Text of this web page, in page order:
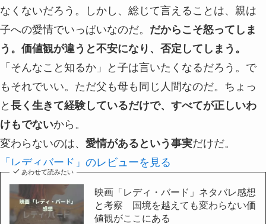
なくないだろう。しかし、総じて言えることは、親は
子への愛情でいっぱいなのだ。 だからこそ怒ってしま
う。価値観が違うと不安になり、否定してしまう。
「そんなこと知るか」と子は言いたくなるだろう。で
もそれでいい。ただ父も母も同じ人間なのだ。ちょっ
と 長く生きて経験しているだけで、すべてが正しいわ
けもでないから。
変わらないのは、 愛情があるという事実だけだ。
「レディバード」のレビューを見る
あわせて読みたい
映画「レディ・バード」ネタバレ感想
と考察 国境を越えても変わらない価
値観がここにある